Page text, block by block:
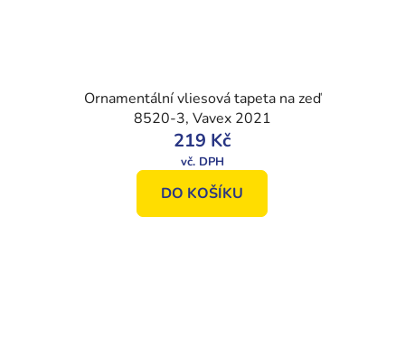
Ornamentální vliesová tapeta na zeď
8520-3, Vavex 2021
219 Kč
DO KOŠÍKU